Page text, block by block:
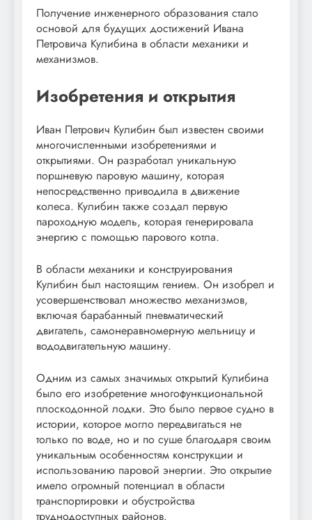
Получение инженерного образования стало
основой для будущих достижений Ивана
Петровича Кулибина в области механики и
механизмов.
Изобретения и открытия
Иван Петрович Кулибин был известен своими
многочисленными изобретениями и
открытиями. Он разработал уникальную
поршневую паровую машину, которая
непосредственно приводила в движение
колеса. Кулибин также создал первую
пароходную модель, которая генерировала
энергию с помощью парового котла.
В области механики и конструирования
Кулибин был настоящим гением. Он изобрел и
усовершенствовал множество механизмов,
включая барабанный пневматический
двигатель, самонеравномерную мельницу и
вододвигательную машину.
Одним из самых значимых открытий Кулибина
было его изобретение многофункциональной
плоскодонной лодки. Это было первое судно в
истории, которое могло передвигаться не
только по воде, но и по суше благодаря своим
уникальным особенностям конструкции и
использованию паровой энергии. Это открытие
имело огромный потенциал в области
транспортировки и обустройства
труднодоступных районов.